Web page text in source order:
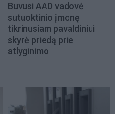
Buvusi AAD vadovė
sutuoktinio įmonę
tikrinusiam pavaldiniui
skyrė priedą prie
atlyginimo